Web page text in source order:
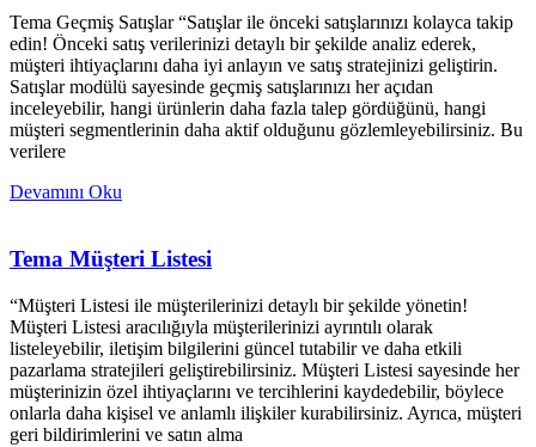
Tema Geçmiş Satışlar “Satışlar ile önceki satışlarınızı kolayca takip
edin! Önceki satış verilerinizi detaylı bir şekilde analiz ederek,
müşteri ihtiyaçlarını daha iyi anlayın ve satış stratejinizi geliştirin.
Satışlar modülü sayesinde geçmiş satışlarınızı her açıdan
inceleyebilir, hangi ürünlerin daha fazla talep gördüğünü, hangi
müşteri segmentlerinin daha aktif olduğunu gözlemleyebilirsiniz. Bu
verilere
Devamını Oku
Tema Müşteri Listesi
“Müşteri Listesi ile müşterilerinizi detaylı bir şekilde yönetin!
Müşteri Listesi aracılığıyla müşterilerinizi ayrıntılı olarak
listeleyebilir, iletişim bilgilerini güncel tutabilir ve daha etkili
pazarlama stratejileri geliştirebilirsiniz. Müşteri Listesi sayesinde her
müşterinizin özel ihtiyaçlarını ve tercihlerini kaydedebilir, böylece
onlarla daha kişisel ve anlamlı ilişkiler kurabilirsiniz. Ayrıca, müşteri
geri bildirimlerini ve satın alma